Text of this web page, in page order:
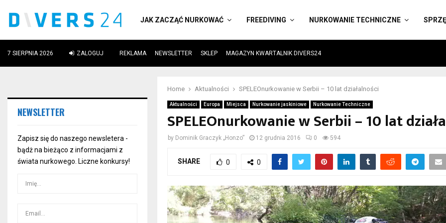
JAK ZACZĄĆ NURKOWAĆ FREEDIVING NURKOWANIE TECHNICZNE
7 SIERPNIA 2026 ZALOGUJ REKLAMA NEWSLETTER SKLEP MAGAZYN KWARTALNIK DIVERS24
Home Aktualności SPELEOnurkowanie w Serbii – 10 lat działalności
Aktualności Europa Miejsca Nurkowanie jaskiniowe Nurkowanie Techniczne
SPELEOnurkowanie w Serbii – 10 lat
by Dominik Graczyk „Honzo” 12 grudnia 2016 0 594
SHARE 0 0
NEWSLETTER
Zapisz się do naszego newsletera -
bądż na bieżąco z informacjami z
świata nurkowego. Liczne konkursy!